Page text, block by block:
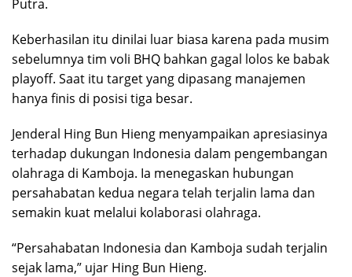
Putra.
Keberhasilan itu dinilai luar biasa karena pada musim
sebelumnya tim voli BHQ bahkan gagal lolos ke babak
playoff. Saat itu target yang dipasang manajemen
hanya finis di posisi tiga besar.
Jenderal Hing Bun Hieng menyampaikan apresiasinya
terhadap dukungan Indonesia dalam pengembangan
olahraga di Kamboja. Ia menegaskan hubungan
persahabatan kedua negara telah terjalin lama dan
semakin kuat melalui kolaborasi olahraga.
“Persahabatan Indonesia dan Kamboja sudah terjalin
sejak lama,” ujar Hing Bun Hieng.